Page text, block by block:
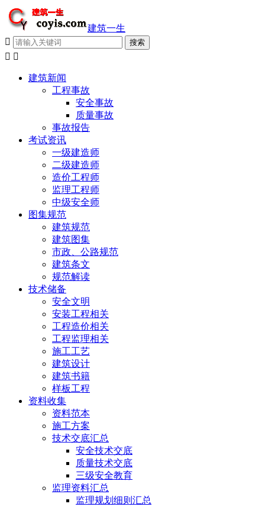
建筑一生

 
建筑新闻
工程事故
安全事故
质量事故
事故报告
考试资讯
一级建造师
二级建造师
造价工程师
监理工程师
中级安全师
图集规范
建筑规范
建筑图集
市政、公路规范
建筑条文
规范解读
技术储备
安全文明
安装工程相关
工程造价相关
工程监理相关
施工工艺
建筑设计
建筑书籍
样板工程
资料收集
资料范本
施工方案
技术交底汇总
安全技术交底
质量技术交底
三级安全教育
监理资料汇总
监理规划细则汇总